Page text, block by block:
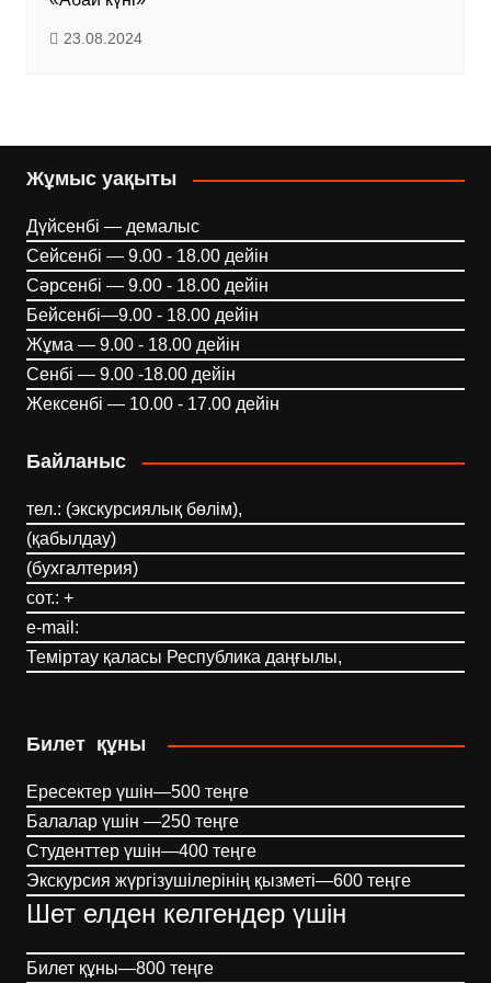
23.08.2024
Жұмыс уақыты
Дүйсенбі — демалыс
Сейсенбі — 9.00 - 18.00 дейін
Сәрсенбі — 9.00 - 18.00 дейін
Бейсенбі—9.00 - 18.00 дейін
Жұма — 9.00 - 18.00 дейін
Сенбі — 9.00 -18.00 дейін
Жексенбі — 10.00 - 17.00 дейін
Байланыс
тел.: (экскурсиялық бөлім),
(қабылдау)
(бухгалтерия)
сот.: +
e-mail:
Теміртау қаласы Республика даңғылы,
Билет құны
Ересектер үшін—500 теңге
Балалар үшін —250 теңге
Студенттер үшін—400 теңге
Экскурсия жүргізушілерінің қызметі—600 теңге
Шет елден келгендер үшін
Билет құны—800 теңге